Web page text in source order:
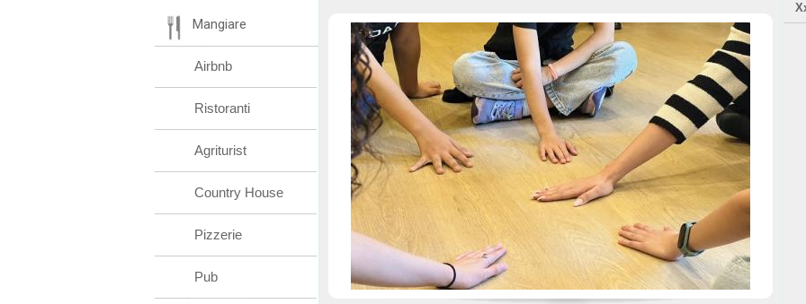
Mangiare
Airbnb
Ristoranti
Agriturist
Country House
Pizzerie
Pub